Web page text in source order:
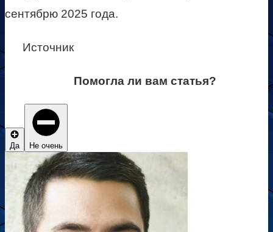
сентябрю 2025 года.
Источник
Помогла ли вам статья?
Да Не очень